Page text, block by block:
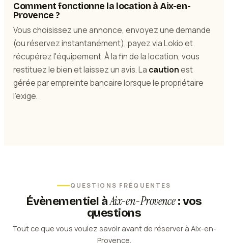
Comment fonctionne la location à Aix-en-
Provence ?
Vous choisissez une annonce, envoyez une demande
(ou réservez instantanément), payez via Lokio et
récupérez l'équipement. À la fin de la location, vous
restituez le bien et laissez un avis. La cautionest
gérée par empreinte bancaire lorsque le propriétaire
l'exige.
QUESTIONS FRÉQUENTES
Évènementiel àAix-en-Provence: vos
questions
Tout ce que vous voulez savoir avant de réserver à Aix-en-
Provence.